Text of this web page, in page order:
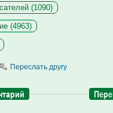
(1090)
(4963)
Переслать другу